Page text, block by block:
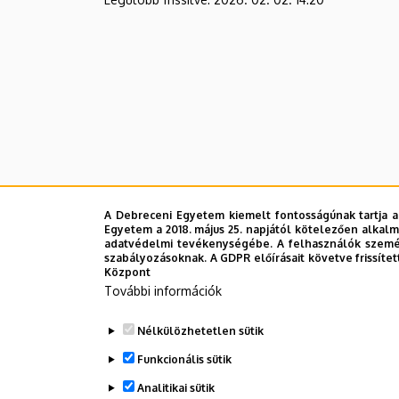
A Debreceni Egyetem kiemelt fontosságúnak
Egyetem a 2018. május 25. napjától kötelezően
adatvédelmi tevékenységébe. A felhasználók
szabályozásoknak. A GDPR előírásait követve
Központ
További információk
Nélkülözhetetlen sütik
Funkcionális sütik
Analitikai sütik